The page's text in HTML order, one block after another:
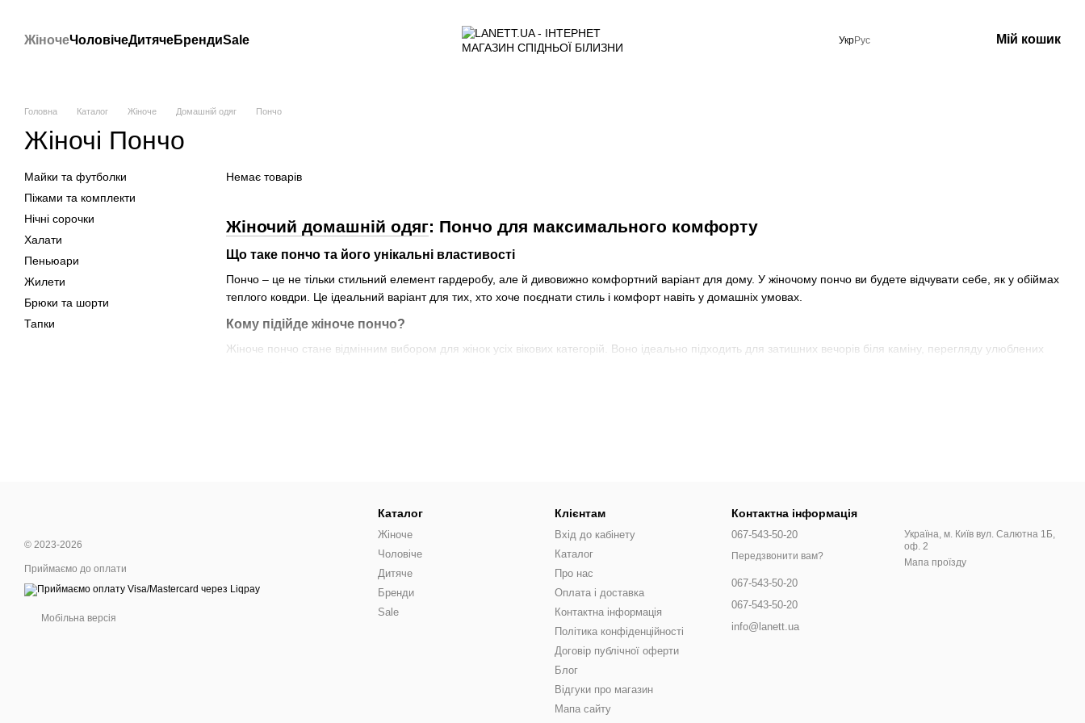
ЖіночеЧоловічеДитячеБрендиSale УкрРус Мій кошик
Головна Каталог Жіноче Домашній одяг Пончо
Жіночі Пончо
Жіночий домашній одяг: Пончо для максимального комфорту
Що таке пончо та його унікальні властивості
Пончо – це не тільки стильний елемент гардеробу, але й дивовижно комфортний варіант для дому. У жіночому пончо ви будете відчувати себе, як у обіймах
теплого ковдри. Це ідеальний варіант для тих, хто хоче поєднати стиль і комфорт навіть у домашніх умовах.
Кому підійде жіноче пончо?
Жіноче пончо стане відмінним вибором для жінок усіх вікових категорій. Воно ідеально підходить для затишних вечорів біля каміну, перегляду улюблених
Пончо як частина домашнього гардеробу
Що може бути краще, ніж після важкого дня поринути в м'якість і тепло пончо? Купить пончо жіноче – це додати в ваш домашній гардероб елемент розкіші
Немає товарів
Майки та футболки
Піжами та комплекти
Нічні сорочки
Халати
Пеньюари
Жилети
Брюки та шорти
Тапки
© 2023-2026
Приймаємо до оплати
Мобільна версія
Каталог
Жіноче
Чоловіче
Дитяче
Бренди
Sale
Клієнтам
Вхід до кабінету
Каталог
Про нас
Оплата і доставка
Контактна інформація
Політика конфіденційності
Договір публічної оферти
Блог
Відгуки про магазин
Мапа сайту
Контактна інформація
067-543-50-20
Передзвонити вам?
067-543-50-20
067-543-50-20
info@lanett.ua
Україна, м. Київ вул. Салютна 1Б,
оф. 2
Мапа проїзду